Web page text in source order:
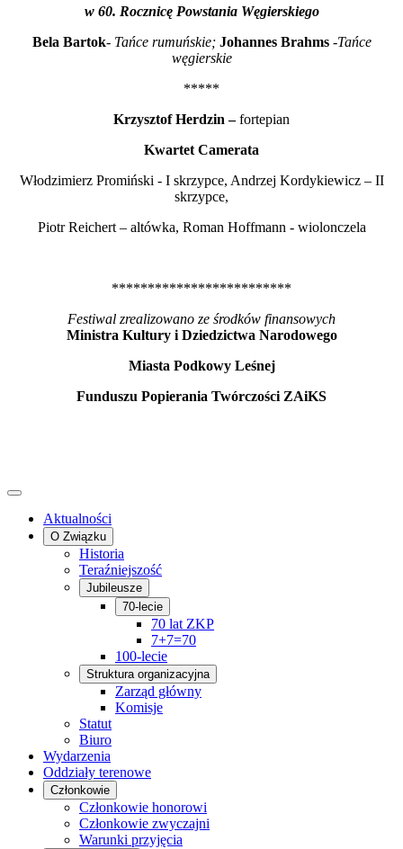
w 60. Rocznicę Powstania Węgierskiego
Bela Bartok- Tańce rumuńskie; Johannes Brahms-Tańce
węgierskie
*****
Krzysztof Herdzin –fortepian
Kwartet Camerata
Włodzimierz Promiński - I skrzypce, Andrzej Kordykiewicz – II
skrzypce,
Piotr Reichert – altówka, Roman Hoffmann - wiolonczela
*************************
Festiwal zrealizowano ze środków finansowych
Ministra Kultury i Dziedzictwa Narodowego
Miasta Podkowy Leśnej
Funduszu Popierania Twórczości ZAiKS
Aktualności
O Związku
Historia
Teraźniejszość
Jubileusze
70-lecie
70 lat ZKP
7+7=70
100-lecie
Struktura organizacyjna
Zarząd główny
Komisje
Statut
Biuro
Wydarzenia
Oddziały terenowe
Członkowie
Członkowie honorowi
Członkowie zwyczajni
Warunki przyjęcia